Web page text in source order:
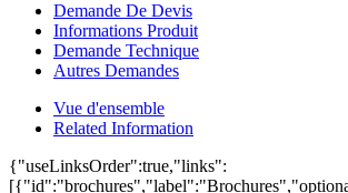
Demande De Devis
Informations Produit
Demande Technique
Autres Demandes
Vue d'ensemble
Related Information
{"useLinksOrder":true,"links":